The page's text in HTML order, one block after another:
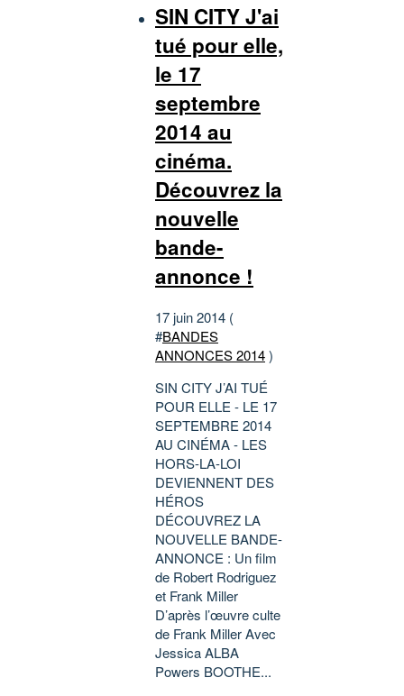
SIN CITY J'ai
tué pour elle,
le 17
septembre
2014 au
cinéma.
Découvrez la
nouvelle
bande-
annonce !
17 juin 2014 (
#BANDES
ANNONCES 2014)
SIN CITY J’AI TUÉ
POUR ELLE - LE 17
SEPTEMBRE 2014
AU CINÉMA - LES
HORS-LA-LOI
DEVIENNENT DES
HÉROS
DÉCOUVREZ LA
NOUVELLE BANDE-
ANNONCE : Un film
de Robert Rodriguez
et Frank Miller
D’après l’œuvre culte
de Frank Miller Avec
Jessica ALBA
Powers BOOTHE...